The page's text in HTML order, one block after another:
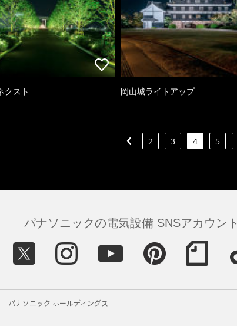
クスト 岡山城ライトアップ
2 3 4 5
パナソニックの電気設備 SNSアカウント
パナソニック ホールディングス